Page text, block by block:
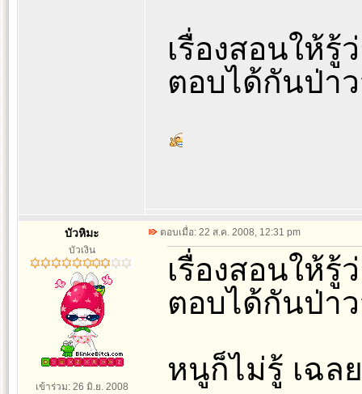
เรื่องสอนให้รู้
ตอบได้กันป่า
บัวหิมะ
บัวเงิน
เข้าร่วม: 26 มิ.ย. 2008
ตอบเมื่อ: 22 ส.ค. 2008, 12:31 pm
เรื่องสอนให้รู้
ตอบได้กันป่า
หนูก็ไม่รู้ เฉ